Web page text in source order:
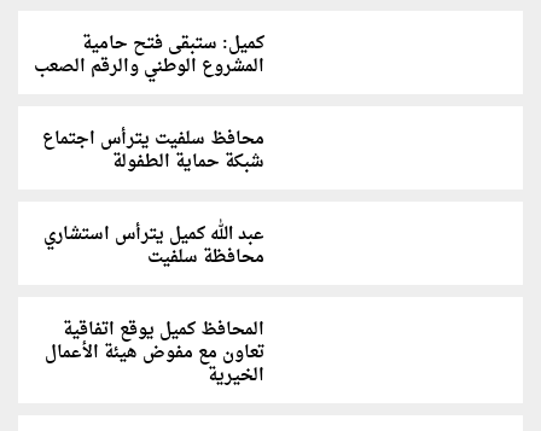
كميل: ستبقى فتح حامية
المشروع الوطني والرقم الصعب
محافظ سلفيت يترأس اجتماع
شبكة حماية الطفولة
عبد الله كميل يترأس استشاري
محافظة سلفيت
المحافظ كميل يوقع اتفاقية
تعاون مع مفوض هيئة الأعمال
الخيرية